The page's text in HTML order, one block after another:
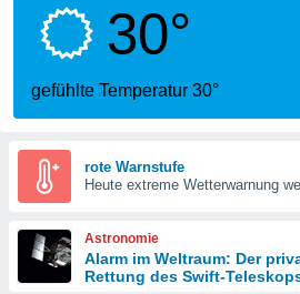
dass
sind.
diese
30°
gefühlte Temperatur 30°
rote Warnstufe
Heute extreme Wetterwarnung
Astronomie
Alarm im Weltraum: Der
Rettung des Swift-